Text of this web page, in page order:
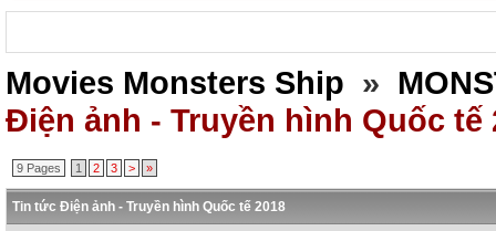
Movies Monsters Ship »
Điện ảnh - Truyền hình Quốc tế
9 Pages 1 2 3 > »
Tin tức Điện ảnh - Truyền hình Quốc tế 2018